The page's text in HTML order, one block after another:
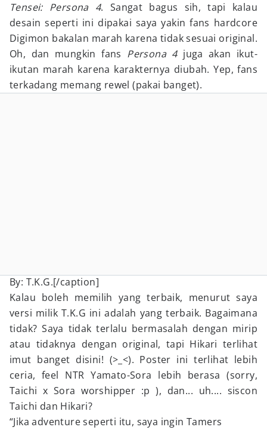
Tensei: Persona 4. Sangat bagus sih, tapi kalau
desain seperti ini dipakai saya yakin fans hardcore
Digimon bakalan marah karena tidak sesuai original.
Oh, dan mungkin fans Persona 4 juga akan ikut-
ikutan marah karena karakternya diubah. Yep, fans
terkadang memang rewel (pakai banget).
By: T.K.G.[/caption]
Kalau boleh memilih yang terbaik, menurut saya
versi milik T.K.G ini adalah yang terbaik. Bagaimana
tidak? Saya tidak terlalu bermasalah dengan mirip
atau tidaknya dengan original, tapi Hikari terlihat
imut banget disini! (>_<). Poster ini terlihat lebih
ceria, feel NTR Yamato-Sora lebih berasa (sorry,
Taichi x Sora worshipper :p ), dan... uh.... siscon
Taichi dan Hikari?
“Jika adventure seperti itu, saya ingin Tamers